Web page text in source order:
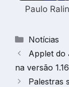
Paulo Ralin
Categorias
Notícias
Applet do
na versão
Palestras